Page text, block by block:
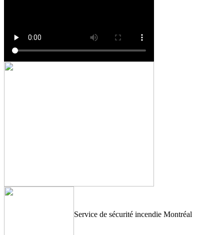
Service de sécurité incendie Montréal